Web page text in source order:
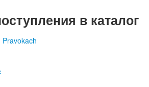
в каталог